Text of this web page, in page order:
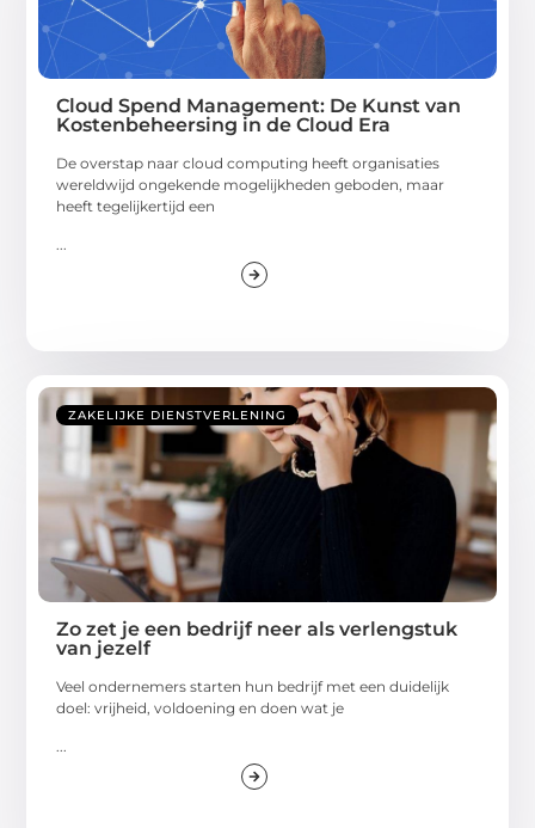
Cloud Spend Management: De Kunst van
Kostenbeheersing in de Cloud Era
De overstap naar cloud computing heeft organisaties
wereldwijd ongekende mogelijkheden geboden, maar
heeft tegelijkertijd een
...
ZAKELIJKE DIENSTVERLENING
Zo zet je een bedrijf neer als verlengstuk
van jezelf
Veel ondernemers starten hun bedrijf met een duidelijk
doel: vrijheid, voldoening en doen wat je
...